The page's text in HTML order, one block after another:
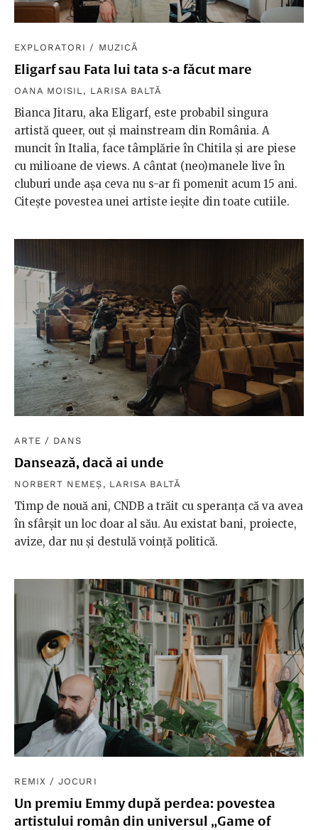
EXPLORATORI / MUZICĂ
Eligarf sau Fata lui tata s-a făcut mare
OANA MOISIL , LARISA BALTĂ
Bianca Jitaru, aka Eligarf, este probabil singura
artistă queer, out și mainstream din România. A
muncit în Italia, face tâmplărie în Chitila și are piese
cu milioane de views. A cântat (neo)manele live în
cluburi unde așa ceva nu s-ar fi pomenit acum 15 ani.
Citește povestea unei artiste ieșite din toate cutiile.
ARTE / DANS
Dansează, dacă ai unde
NORBERT NEMEȘ , LARISA BALTĂ
Timp de nouă ani, CNDB a trăit cu speranța că va avea
în sfârșit un loc doar al său. Au existat bani, proiecte,
avize, dar nu și destulă voință politică.
REMIX /JOCURI
Un premiu Emmy după perdea: povestea
artistului român din universul „Game of